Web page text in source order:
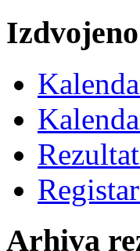
Izdvojeno
Arhiva